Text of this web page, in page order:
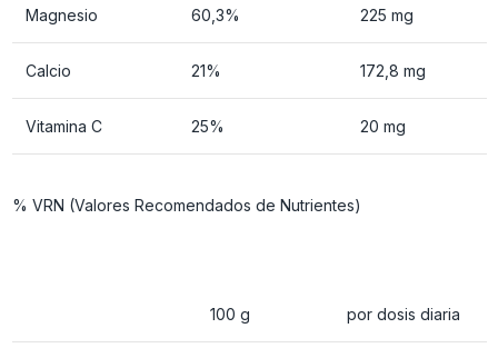
Magnesio 60,3% 225 mg
Calcio 21% 172,8 mg
Vitamina C 25% 20 mg
% VRN (Valores Recomendados de Nutrientes)
100 g por dosis diaria